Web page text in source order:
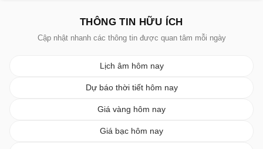
THÔNG TIN HỮU ÍCH
Cập nhật nhanh các thông tin được quan tâm mỗi ngày
Lịch âm hôm nay
Dự báo thời tiết hôm nay
Giá vàng hôm nay
Giá bạc hôm nay